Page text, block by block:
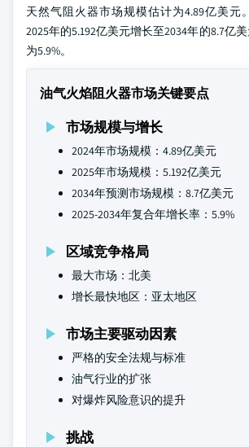
天然气阻火器市场规模估计为4.89亿美元
2025年的5.192亿美元增长至2034年的8.7亿
为5.9%。
油气火焰阻火器市场关键要点
市场规模与增长
2024年市场规模：4.89亿美元
2025年市场规模：5.192亿美元
2034年预测市场规模：8.7亿美元
2025-2034年复合年增长率：5.9%
区域竞争格局
最大市场：北美
增长最快地区：亚太地区
市场主要驱动因素
严格的安全法规与标准
油气行业的扩张
对爆炸风险意识的提升
挑战